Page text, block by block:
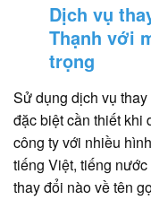
Dịch vụ
Thạnh với
trọng
Sử dụng dịch vụ
đặc biệt cần thiết khi
công ty với nhiều
tiếng Việt, tiếng
thay đổi nào về tên